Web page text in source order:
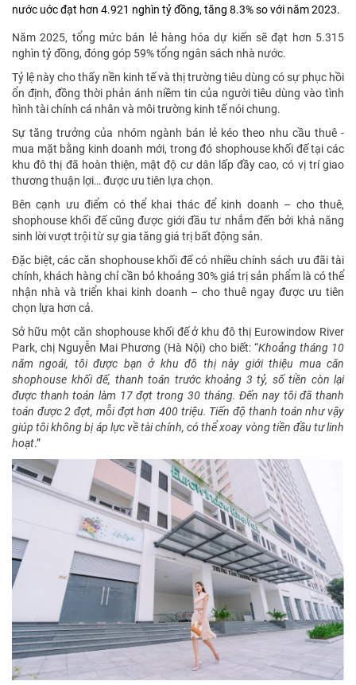
nước uớc đạt hơn 4.921 nghìn tỷ đồng, tăng 8.3% so với năm 2023.
Năm 2025, tổng mức bán lẻ hàng hóa dự kiến sẽ đạt hơn 5.315
nghìn tỷ đồng, đóng góp 59% tổng ngân sách nhà nước.
Tỷ lệ này cho thấy nền kinh tế và thị trường tiêu dùng có sự phục hồi
ổn định, đồng thời phản ánh niềm tin của người tiêu dùng vào tình
hình tài chính cá nhân và môi trường kinh tế nói chung.
Sự tăng trưởng của nhóm ngành bán lẻ kéo theo nhu cầu thuê -
mua mặt bằng kinh doanh mới, trong đó shophouse khối đế tại các
khu đô thị đã hoàn thiện, mật độ cư dân lấp đầy cao, có vị trí giao
thương thuận lợi… được ưu tiên lựa chọn.
Bên cạnh ưu điểm có thể khai thác để kinh doanh – cho thuê,
shophouse khối đế cũng được giới đầu tư nhắm đến bởi khả năng
sinh lời vượt trội từ sự gia tăng giá trị bất động sản.
Đặc biệt, các căn shophouse khối đế có nhiều chính sách ưu đãi tài
chính, khách hàng chỉ cần bỏ khoảng 30% giá trị sản phẩm là có thể
nhận nhà và triển khai kinh doanh – cho thuê ngay được ưu tiên
chọn lựa hơn cả.
Sở hữu một căn shophouse khối đế ở khu đô thị Eurowindow River
Park, chị Nguyễn Mai Phương (Hà Nội) cho biết: “Khoảng tháng 10
năm ngoái, tôi được bạn ở khu đô thị này giới thiệu mua căn
shophouse khối đế, thanh toán trước khoảng 3 tỷ, số tiền còn lại
được thanh toán làm 17 đợt trong 30 tháng. Đến nay tôi đã thanh
toán được 2 đợt, mỗi đợt hơn 400 triệu. Tiến độ thanh toán như vậy
giúp tôi không bị áp lực về tài chính, có thể xoay vòng tiền đầu tư linh
hoạt.”